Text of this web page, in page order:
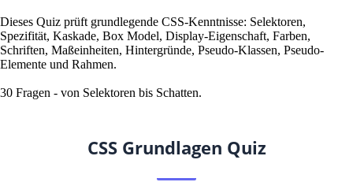
Dieses Quiz prüft grundlegende CSS-Kenntnisse: Selektoren,
Spezifität, Kaskade, Box Model, Display-Eigenschaft, Farben,
Schriften, Maßeinheiten, Hintergründe, Pseudo-Klassen, Pseudo-
Elemente und Rahmen.
30 Fragen - von Selektoren bis Schatten.
CSS Grundlagen Quiz